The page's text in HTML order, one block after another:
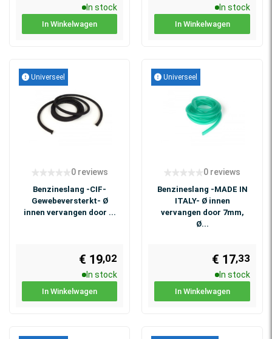
In stock
In Winkelwagen
In stock
In Winkelwagen
Universeel
0 reviews
Benzineslang -CIF-
Gewebeversterkt- Ø
innen vervangen door ...
€ 19,02
In stock
In Winkelwagen
Universeel
0 reviews
Benzineslang -MADE IN
ITALY- Ø innen
vervangen door 7mm,
Ø...
€ 17,33
In stock
In Winkelwagen